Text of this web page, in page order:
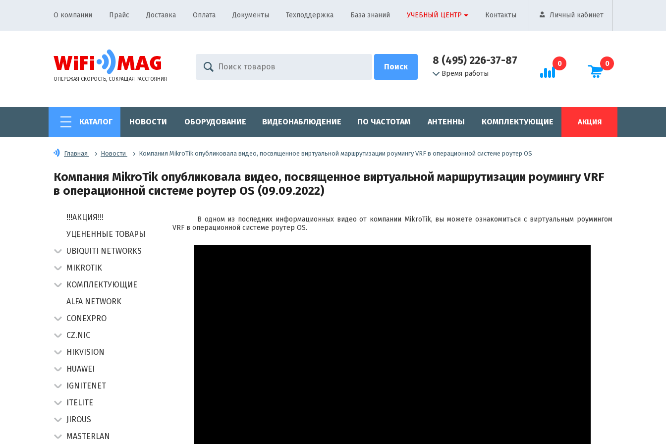
О компании Прайс Доставка Оплата Документы Техподдержка База знаний УЧЕБНЫЙ ЦЕНТР Контакты Личный кабинет
ОПЕРЕЖАЯ СКОРОСТЬ, СОКРАЩАЯ РАССТОЯНИЯ
8 (495) 226-37-87
Время работы
0 0
КАТАЛОГ НОВОСТИ ОБОРУДОВАНИЕ ВИДЕОНАБЛЮДЕНИЕ ПО ЧАСТОТАМ АНТЕННЫ КОМПЛЕКТУЮЩИЕ АКЦИЯ
Главная Новости Компания MikroTik опубликовала видео, посвященное виртуальной маршрутизации роумингу VRF в операционной системе роутер OS
Компания MikroTik опубликовала видео, посвященное виртуальной маршрутизации роумингу VRF
в операционной системе роутер OS (09.09.2022)
В одном из последних информационных видео от компании MikroTik, вы можете ознакомиться с виртуальным роумингом
VRF в операционной системе роутер OS.
!!!АКЦИЯ!!!
УЦЕНЕННЫЕ ТОВАРЫ
UBIQUITI NETWORKS
MIKROTIK
КОМПЛЕКТУЮЩИЕ
ALFA NETWORK
CONEXPRO
CZ.NIC
HIKVISION
HUAWEI
IGNITENET
ITELITE
JIROUS
MASTERLAN